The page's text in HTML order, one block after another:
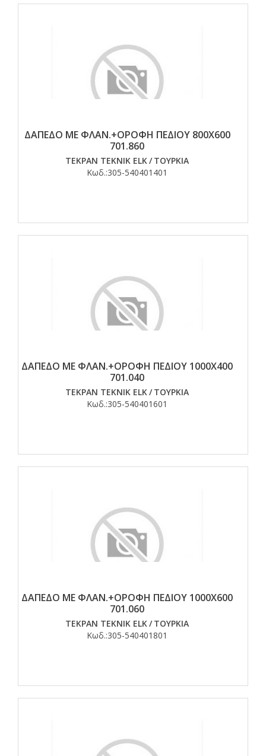
ΔΑΠΕΔΟ ΜΕ ΦΛΑΝ.+ΟΡΟΦΗ ΠΕΔΙΟΥ 800Χ600
701.860
TEKPAN TEKNIK ELK/ ΤΟΥΡΚΙΑ
Κωδ.:305-540401401
ΔΑΠΕΔΟ ΜΕ ΦΛΑΝ.+ΟΡΟΦΗ ΠΕΔΙΟΥ 1000Χ400
701.040
TEKPAN TEKNIK ELK/ ΤΟΥΡΚΙΑ
Κωδ.:305-540401601
ΔΑΠΕΔΟ ΜΕ ΦΛΑΝ.+ΟΡΟΦΗ ΠΕΔΙΟΥ 1000Χ600
701.060
TEKPAN TEKNIK ELK/ ΤΟΥΡΚΙΑ
Κωδ.:305-540401801